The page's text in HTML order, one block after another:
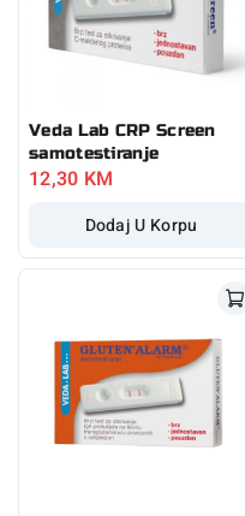
Veda Lab CRP Screen
samotestiranje
12,30 KM
Dodaj U Korpu